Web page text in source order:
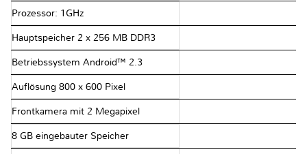
Prozessor: 1GHz
Hauptspeicher 2 x 256 MB DDR3
Betriebssystem Android™ 2.3
Auflösung 800 x 600 Pixel
Frontkamera mit 2 Megapixel
8 GB eingebauter Speicher